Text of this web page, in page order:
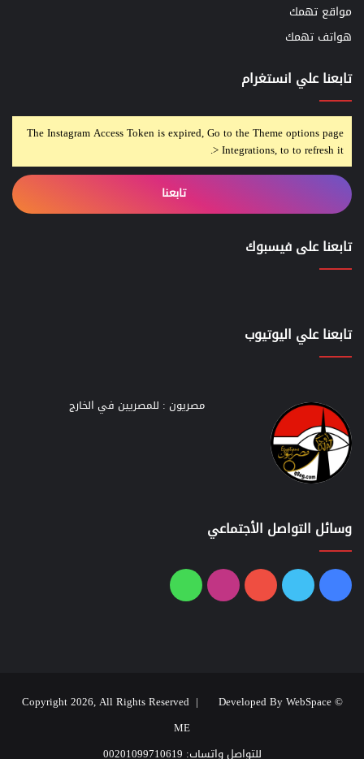
مواقع تهمك
هواتف تهمك
تابعنا علي انستغرام
The Instagram Access Token is expired, Go to the Theme options page
> Integrations, to to refresh it.
تابعنا
تابعنا على فيسبوك
تابعنا علي اليوتيوب
مصريون : للمصريين في الخارج
وسائل التواصل الأجتماعي
فيسبوك
تويتر يوتيوبانستقرامواتساب
© Copyright 2026, All Rights Reserved |
Developed By WebSpace
ME
للتواصل واتساب: 00201099710619